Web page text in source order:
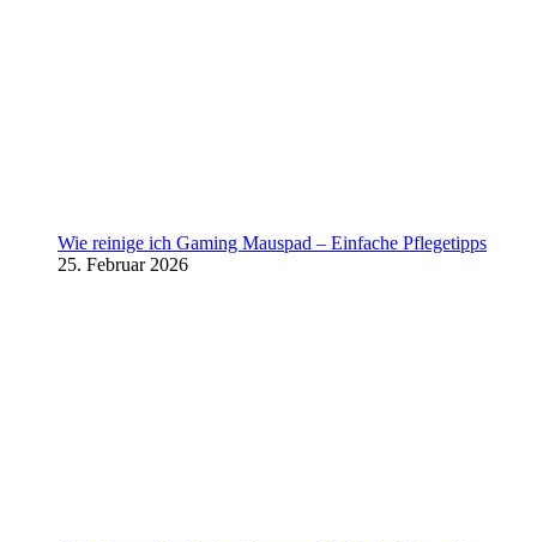
Wie reinige ich Gaming Mauspad – Einfache Pflegetipps
25. Februar 2026